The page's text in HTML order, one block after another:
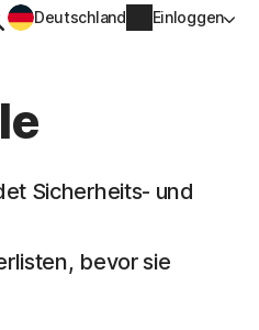
Norton Ultimate Help Desk
Deutschland Einloggen
Sicherheits- und
bevor sie